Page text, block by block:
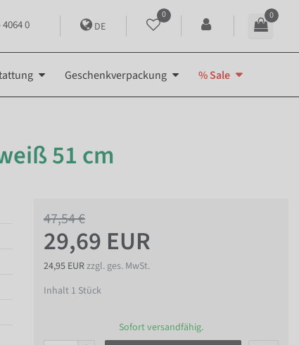
0 DE
0 0
Geschenkverpackung % Sale
51 cm
47,54 €
29,69 EUR
24,95 EURzzgl. ges. MwSt.
Inhalt 1 Stück
Sofort versandfähig.